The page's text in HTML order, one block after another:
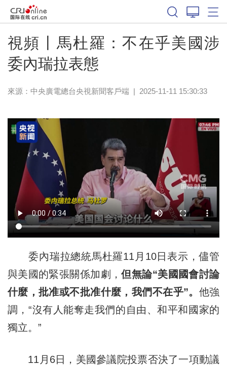
視頻丨馬杜羅：不在乎美國涉
委內瑞拉表態
來源： 中央廣電總台央視新聞客戶端 | 2025-11-11 15:30:33
委內瑞拉總統馬杜羅11月10日表示，儘管
與美國的緊張關係加劇，但無論“美國國會討論
什麼，批准或不批准什麼，我們不在乎”。 他強
調，“沒有人能奪走我們的自由、和平和國家的
獨立。”
11月6日，美國參議院投票否決了一項動議